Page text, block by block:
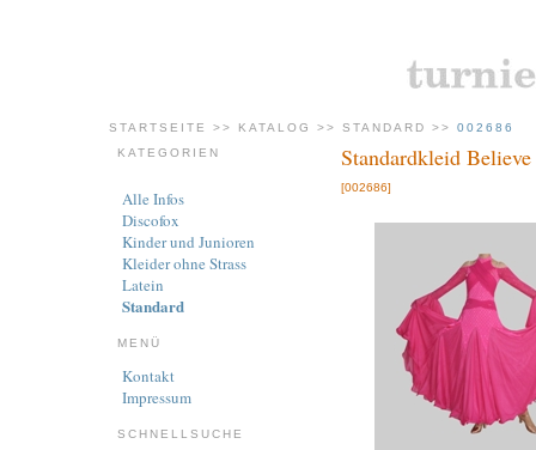
STARTSEITE >> KATALOG >> STANDARD >> 002686
KATEGORIEN
Alle Infos
Discofox
Kinder und Junioren
Kleider ohne Strass
Latein
Standard
MENÜ
Kontakt
Impressum
SCHNELLSUCHE
Standardkleid
[002686]